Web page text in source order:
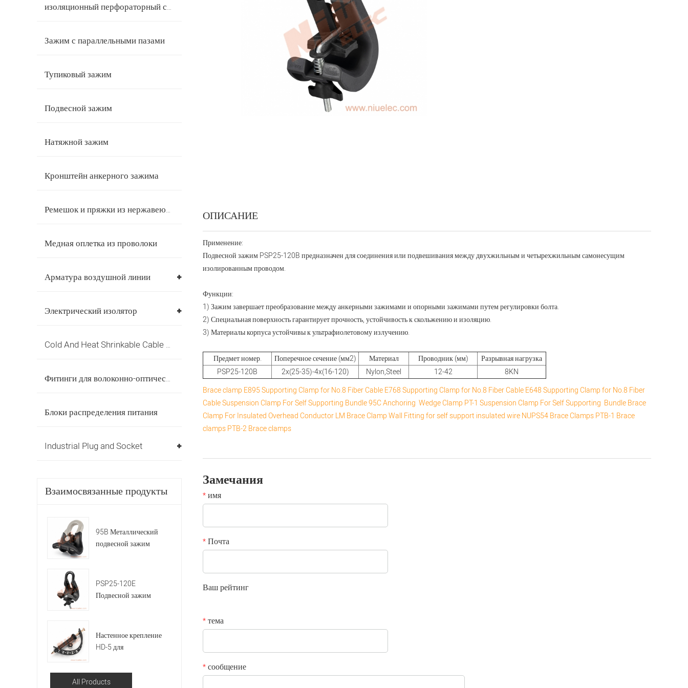
изоляционный перфораторный соединитель
Зажим с параллельными пазами
Тупиковый зажим
Подвесной зажим
Натяжной зажим
Кронштейн анкерного зажима
Ремешок и пряжки из нержавеющей стали
Медная оплетка из проволоки
Арматура воздушной линии
Электрический изолятор
Cold And Heat Shrinkable Cable Accessories
Фитинги для волоконно-оптических кабелей
Блоки распределения питания
Industrial Plug and Socket
Взаимосвязанные продукты
95B Металлический
подвесной зажим
PSP25-120E
Подвесной зажим
Настенное крепление
HD-5 для
изолированного
провода
All Products
ОПИСАНИЕ
Применение:
Подвесной зажим PSP25-120B предназначен для соединения или подвешивания между двухжильным и четырехжильным самонесущим
изолированным проводом.
Функции:
1) Зажим завершает преобразование между анкерными зажимами и опорными зажимами путем регулировки болта.
2) Специальная поверхность гарантирует прочность, устойчивость к скольжению и изоляцию.
3) Материалы корпуса устойчивы к ультрафиолетовому излучению.
Предмет номер. Поперечное сечение (мм2) Материал Проводник (мм)
Разрывная нагрузка
PSP25-120B
2x(25-35)-4x(16-120) Nylon,Steel 12-42
8KN
Brace clamp E895 Supporting Clamp for No.8 Fiber CableE768 Supporting Clamp for No.8 Fiber CableE648 Supporting Clamp for No.8 Fiber
CableSuspension Clamp For Self Supporting Bundle95C Anchoring Wedge Clamp PT-1 Suspension Clamp For Self Supporting BundleBrace
Clamp For Insulated Overhead ConductorLM Brace ClampWall Fitting for self support insulated wireNUPS54 Brace ClampsPTB-1 Brace
clampsPTB-2 Brace clamps
Замечания
*имя
*Почта
Ваш рейтинг
*тема
*сообщение